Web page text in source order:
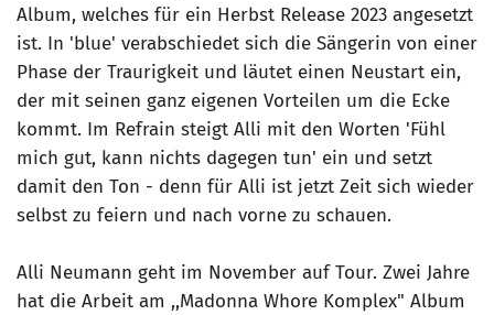
Album, welches für ein Herbst Release 2023 angesetzt
ist. In 'blue' verabschiedet sich die Sängerin von einer
Phase der Traurigkeit und läutet einen Neustart ein,
der mit seinen ganz eigenen Vorteilen um die Ecke
kommt. Im Refrain steigt Alli mit den Worten 'Fühl
mich gut, kann nichts dagegen tun' ein und setzt
damit den Ton - denn für Alli ist jetzt Zeit sich wieder
selbst zu feiern und nach vorne zu schauen.
Alli Neumann geht im November auf Tour. Zwei Jahre
hat die Arbeit am ,,Madonna Whore Komplex" Album